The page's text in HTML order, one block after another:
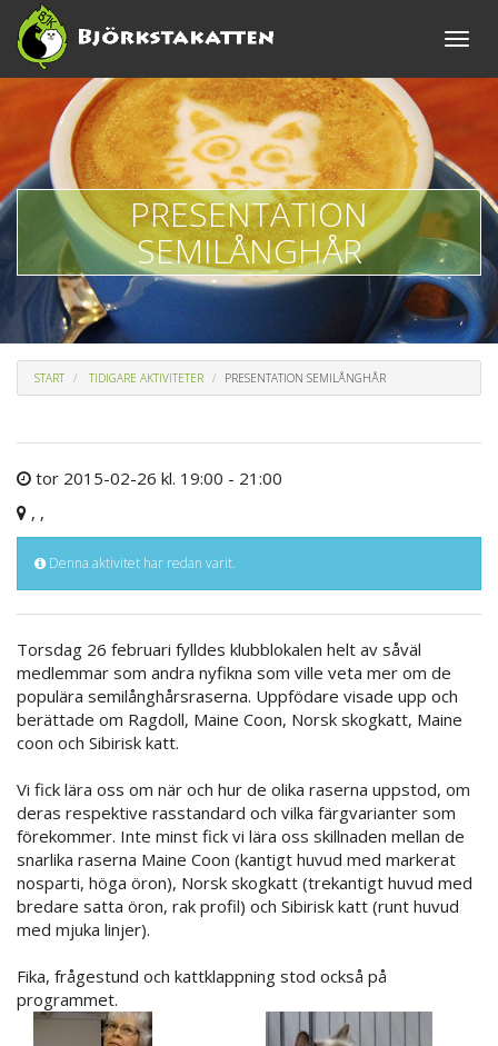
Toggle
PRESENTATION
SEMILÅNGHÅR
START TIDIGARE AKTIVITETER PRESENTATION SEMILÅNGHÅR
tor 2015-02-26 kl. 19:00 - 21:00
, ,
Denna aktivitet har redan varit.
Torsdag 26 februari fylldes klubblokalen helt av såväl
medlemmar som andra nyfikna som ville veta mer om de
populära semilånghårsraserna. Uppfödare visade upp och
berättade om Ragdoll, Maine Coon, Norsk skogkatt, Maine
coon och Sibirisk katt.
Vi fick lära oss om när och hur de olika raserna uppstod, om
deras respektive rasstandard och vilka färgvarianter som
förekommer. Inte minst fick vi lära oss skillnaden mellan de
snarlika raserna Maine Coon (kantigt huvud med markerat
nosparti, höga öron), Norsk skogkatt (trekantigt huvud med
bredare satta öron, rak profil) och Sibirisk katt (runt huvud
med mjuka linjer).
Fika, frågestund och kattklappning stod också på
programmet.